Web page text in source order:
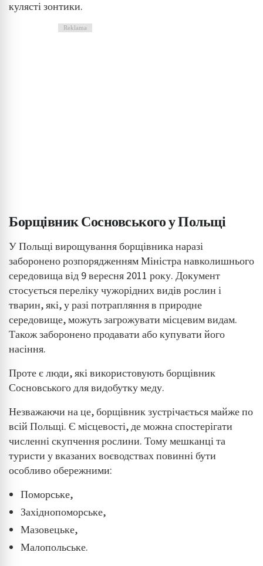
кулясті зонтики.
Reklama
Борщівник Сосновського у Польщі
У Польщі вирощування борщівника наразі
заборонено розпорядженням Міністра навколишнього
середовища від 9 вересня 2011 року. Документ
стосується переліку чужорідних видів рослин і
тварин, які, у разі потрапляння в природне
середовище, можуть загрожувати місцевим видам.
Також заборонено продавати або купувати його
насіння.
Проте є люди, які використовують борщівник
Сосновського для видобутку меду.
Незважаючи на це, борщівник зустрічається майже по
всій Польщі. Є місцевості, де можна спостерігати
численні скупчення рослини. Тому мешканці та
туристи у вказаних воєводствах повинні бути
особливо обережними:
Поморське,
Західнопоморське,
Мазовецьке,
Малопольське.